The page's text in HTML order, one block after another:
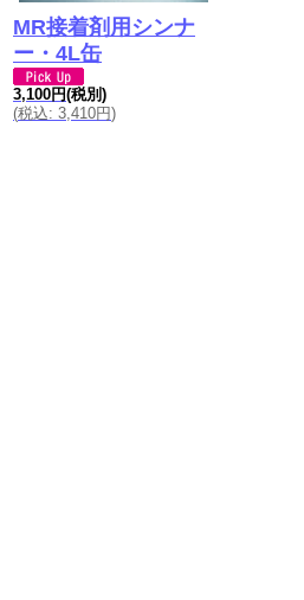
MR接着剤用シンナ
ー・4L缶
3,100円(税別)
(税込: 3,410円)